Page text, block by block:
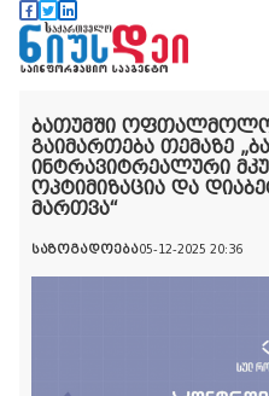
ბათუმში
გაიმართება თემაზე
ინტრავიტრეალური
ოპტიმიზაცია და
მართვა“
საზოგადოება05-12-2025 20:36